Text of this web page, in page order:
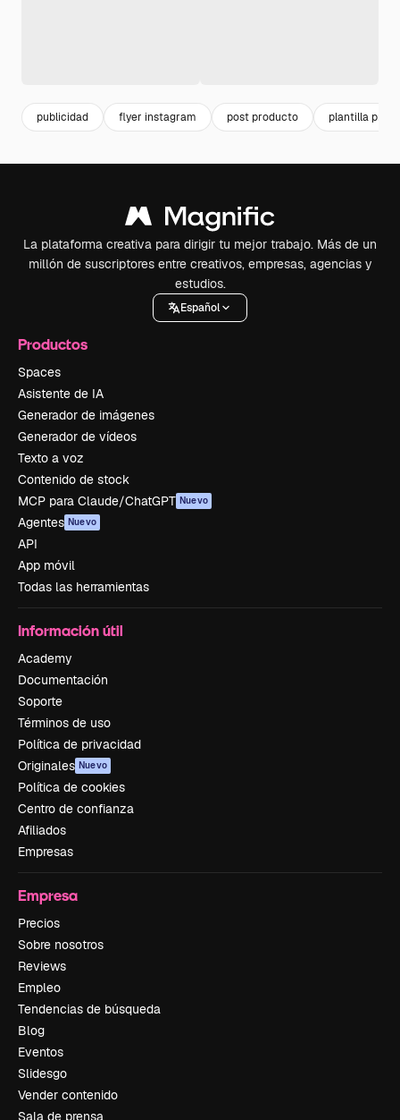
publicidad flyer instagram post producto plantilla
La plataforma creativa para dirigir tu mejor trabajo. Más de un
millón de suscriptores entre creativos, empresas, agencias y
estudios.
Español
Productos
Spaces
Asistente de IA
Generador de imágenes
Generador de vídeos
Texto a voz
Contenido de stock
MCP para Claude/ChatGPT Nuevo
Agentes Nuevo
API
App móvil
Todas las herramientas
Información útil
Academy
Documentación
Soporte
Términos de uso
Política de privacidad
Originales Nuevo
Política de cookies
Centro de confianza
Afiliados
Empresas
Empresa
Precios
Sobre nosotros
Reviews
Empleo
Tendencias de búsqueda
Blog
Eventos
Slidesgo
Vender contenido
Sala de prensa